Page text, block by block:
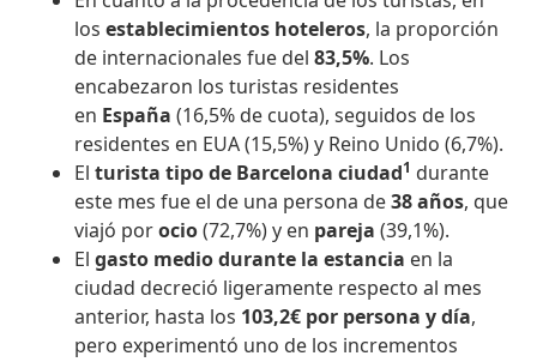
losestablecimientos hoteleros, la proporción
de internacionales fue del83,5%. Los
encabezaron los turistas residentes
en España(16,5% de cuota), seguidos de los
residentes en EUA (15,5%) y Reino Unido (6,7%).
Elturista tipo de Barcelona ciudad1 durante
este mes fue el de una persona de38 años, que
viajó porocio(72,7%) y en pareja(39,1%).
Elgasto medio durante la estancia en la
ciudad decreció ligeramente respecto al mes
anterior, hasta los 103,2€ por persona y día,
pero experimentó uno de los incrementos